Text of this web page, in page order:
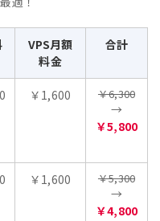
VPS月額
料金
合計
￥1,600 ￥6,300
→
￥5,800
￥1,600 ￥5,300
→
￥4,800